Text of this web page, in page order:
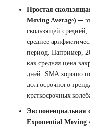
Простая
Moving Average) ─
скользящей средней,
среднее
период. Например,
как средняя цена
дней. SMA хорошо
долгосрочного
краткосрочных
Экспоненциальная
Exponential Moving